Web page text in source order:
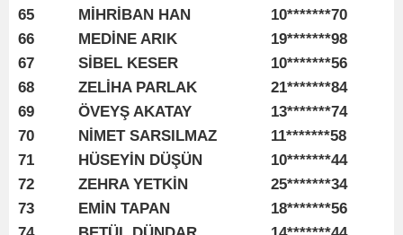
65
MİHRİBAN HAN
10*******70
66
MEDİNE ARIK
19*******98
67
SİBEL KESER
10*******56
68
ZELİHA PARLAK
21*******84
69
ÖVEYŞ AKATAY
13*******74
70
NİMET SARSILMAZ
11*******58
71
HÜSEYİN DÜŞÜN
10*******44
72
ZEHRA YETKİN
25*******34
73
EMİN TAPAN
18*******56